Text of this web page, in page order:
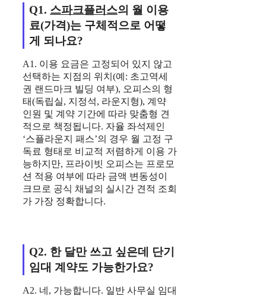
Q1. 스파크플러스의 월 이용
료(가격)는 구체적으로 어떻
게 되나요?
A1. 이용 요금은 고정되어 있지 않고
선택하는 지점의 위치(예: 초고역세
권 랜드마크 빌딩 여부), 오피스의 형
태(독립실, 지정석, 라운지형), 계약
인원 및 계약 기간에 따라 맞춤형 견
적으로 책정됩니다. 자율 좌석제인
‘스플라운지 패스’의 경우 월 고정 구
독료 형태로 비교적 저렴하게 이용 가
능하지만, 프라이빗 오피스는 프로모
션 적용 여부에 따라 금액 변동성이
크므로 공식 채널의 실시간 견적 조회
가 가장 정확합니다.
Q2. 한 달만 쓰고 싶은데 단기
임대 계약도 가능한가요?
A2. 네, 가능합니다. 일반 사무실 임대